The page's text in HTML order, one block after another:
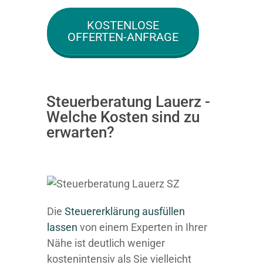
KOSTENLOSE
OFFERTEN-ANFRAGE
Steuerberatung Lauerz -
Welche Kosten sind zu
erwarten?
Die Steuererklärung ausfüllen
lassen von einem Experten in Ihrer
Nähe ist deutlich weniger
kostenintensiv als Sie vielleicht